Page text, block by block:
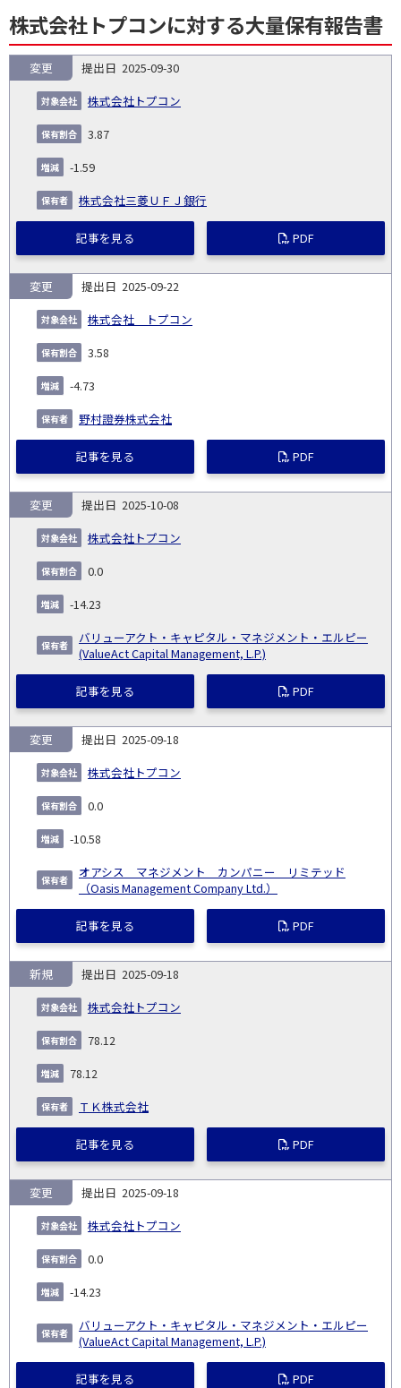
株式会社トプコンに対する大量保有報告書
NO.
告
義
務
発
生
日
提
日
証券
対
2025-09-30
株式会社トプコン
変更
3.87
-1.59
株式会社三菱ＵＦＪ銀行
記事を見る PDF
2025-09-22
株式会社 トプコン
変更
3.58
-4.73
野村證券株式会社
記事を見る PDF
2025-10-08
株式会社トプコン
変更
0.0
-14.23
バリューアクト・キャピタル・マネジメント・エルピー
(ValueAct Capital Management, L.P.)
記事を見る PDF
2025-09-18
株式会社トプコン
変更
0.0
-10.58
オアシス マネジメント カンパニー リミテッド
（Oasis Management Company Ltd.）
記事を見る PDF
2025-09-18
株式会社トプコン
新規
78.12
78.12
ＴＫ株式会社
記事を見る PDF
2025-09-18
株式会社トプコン
変更
0.0
-14.23
バリューアクト・キャピタル・マネジメント・エルピー
(ValueAct Capital Management, L.P.)
記事を見る PDF